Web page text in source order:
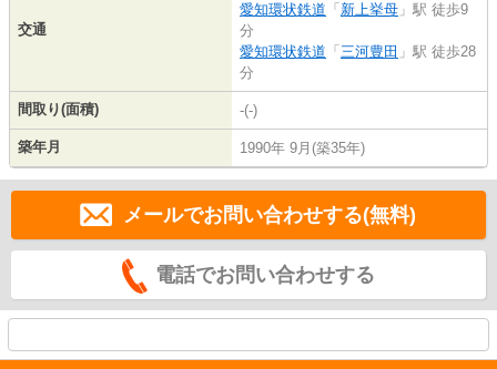
交通
愛知環状鉄道 「 新上挙母 」駅 徒歩9
分
愛知環状鉄道 「 三河豊田 」駅 徒歩28
分
間取り(面積) -(-)
築年月 1990年 9月(築35年)
メールでお問い合わせする(無料)
電話でお問い合わせする